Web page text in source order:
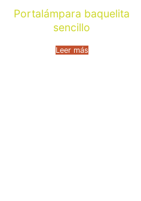
Portalámpara baquelita
sencillo
Leer más